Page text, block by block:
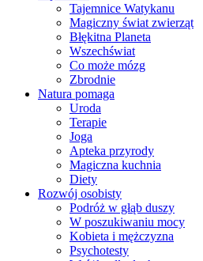
Tajemnice Watykanu
Magiczny świat zwierząt
Błękitna Planeta
Wszechświat
Co może mózg
Zbrodnie
Natura pomaga
Uroda
Terapie
Joga
Apteka przyrody
Magiczna kuchnia
Diety
Rozwój osobisty
Podróż w głąb duszy
W poszukiwaniu mocy
Kobieta i mężczyzna
Psychotesty